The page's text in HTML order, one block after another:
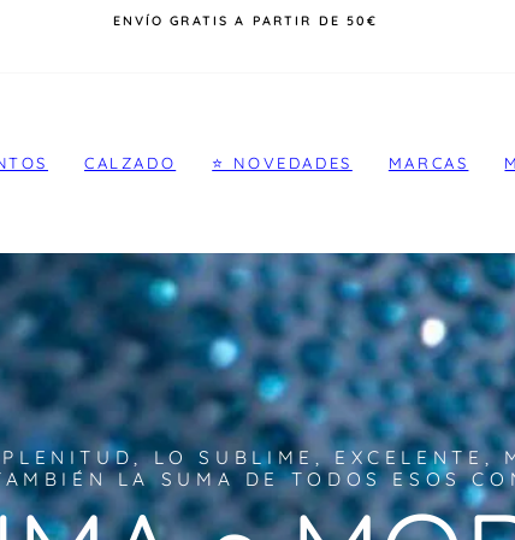
DEVOLUCIONES GRATIS POR ENCIMA DE 50€
CALZADO ⭐️ NOVEDADES MARCAS
LO SUBLIME, EXCELENTE,
LA SUMA DE TODOS ESOS